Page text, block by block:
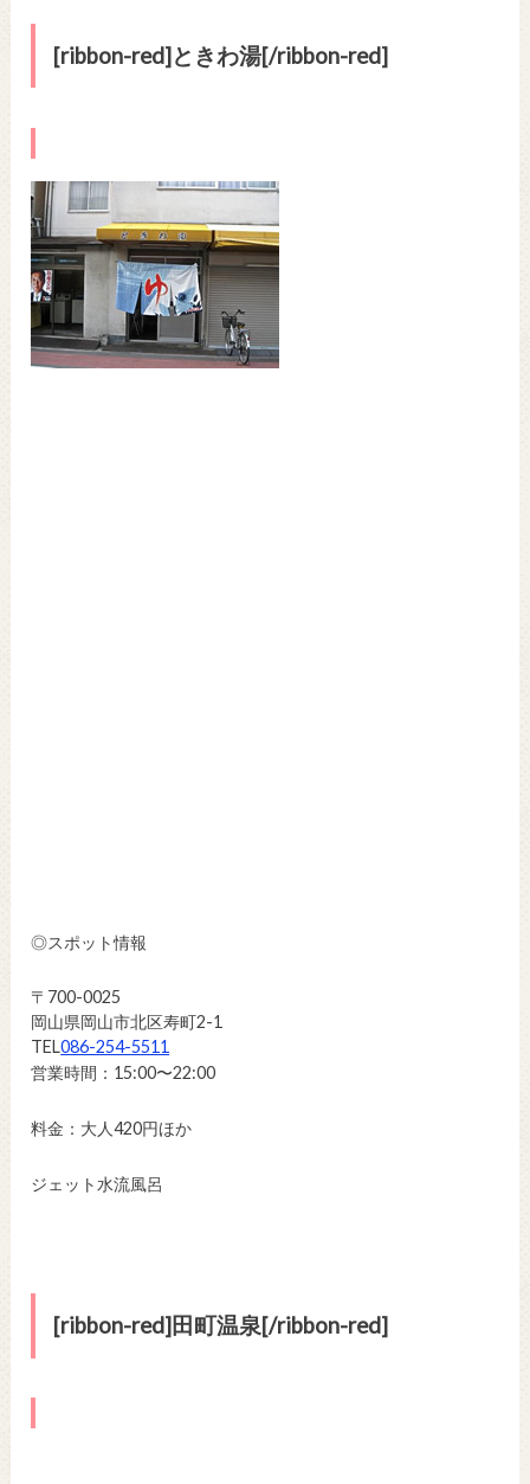
[ribbon-red]ときわ湯[/ribbon-red]
◎スポット情報
〒700-0025
岡山県岡山市北区寿町2-1
TEL086-254-5511
営業時間：15:00〜22:00
料金：大人420円ほか
ジェット水流風呂
[ribbon-red]田町温泉[/ribbon-red]